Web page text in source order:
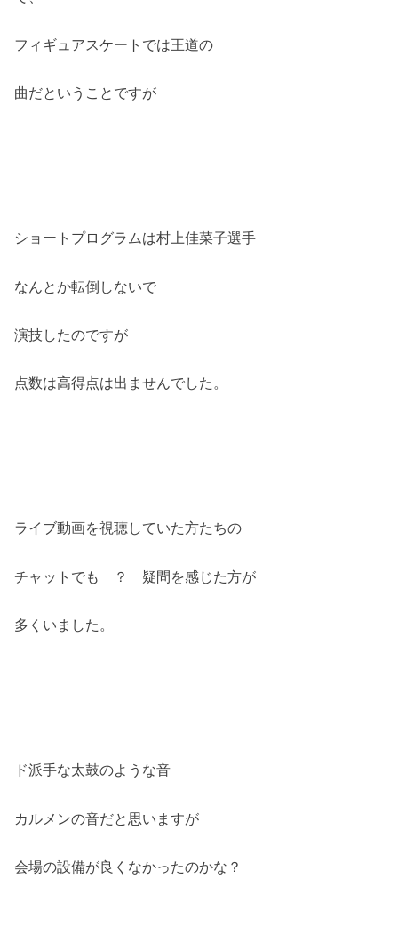
フィギュアスケートでは王道の
曲だということですが
ショートプログラムは村上佳菜子選手
なんとか転倒しないで
演技したのですが
点数は高得点は出ませんでした。
ライブ動画を視聴していた方たちの
チャットでも ？ 疑問を感じた方が
多くいました。
ド派手な太鼓のような音
カルメンの音だと思いますが
会場の設備が良くなかったのかな？